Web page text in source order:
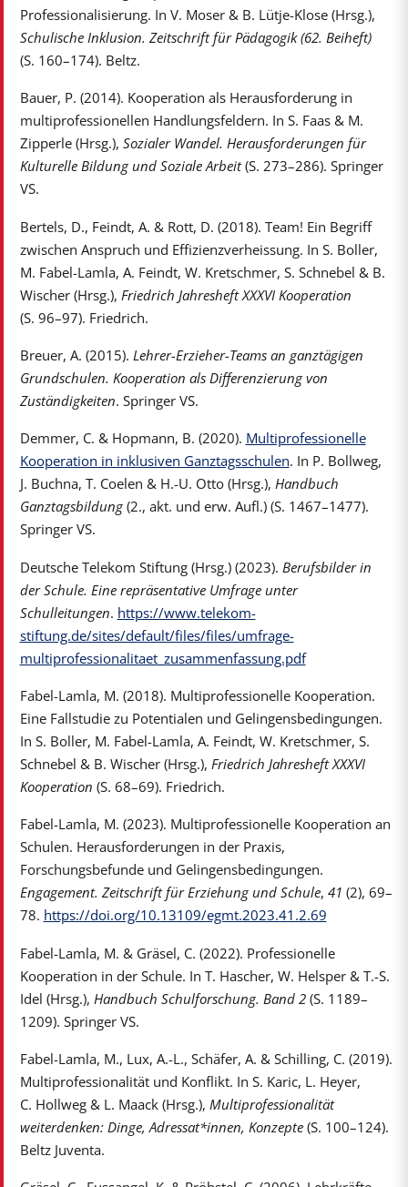
Professionalisierung. In V. Moser & B. Lütje-Klose (Hrsg.),
Schulische Inklusion. Zeitschrift für Pädagogik (62. Beiheft)
(S. 160–174). Beltz.
Bauer, P. (2014). Kooperation als Herausforderung in
multiprofessionellen Handlungsfeldern. In S. Faas & M.
Zipperle (Hrsg.), Sozialer Wandel. Herausforderungen für
Kulturelle Bildung und Soziale Arbeit(S. 273–286). Springer
VS.
Bertels, D., Feindt, A. & Rott, D. (2018). Team! Ein Begriff
zwischen Anspruch und Effizienzverheissung. In S. Boller,
M. Fabel-Lamla, A. Feindt, W. Kretschmer, S. Schnebel & B.
Wischer (Hrsg.), Friedrich Jahresheft XXXVI Kooperation
(S. 96–97). Friedrich.
Breuer, A. (2015). Lehrer-Erzieher-Teams an ganztägigen
Grundschulen. Kooperation als Differenzierung von
Zuständigkeiten. Springer VS.
Demmer, C. & Hopmann, B. (2020). Multiprofessionelle
Kooperation in inklusiven Ganztagsschulen. In P. Bollweg,
J. Buchna, T. Coelen & H.-U. Otto (Hrsg.), Handbuch
Ganztagsbildung(2., akt. und erw. Aufl.) (S. 1467–1477).
Springer VS.
Deutsche Telekom Stiftung (Hrsg.) (2023). Berufsbilder in
der Schule. Eine repräsentative Umfrage unter
Schulleitungen. https://www.telekom-
stiftung.de/sites/default/files/files/umfrage-
multiprofessionalitaet_zusammenfassung.pdf
Fabel-Lamla, M. (2018). Multiprofessionelle Kooperation.
Eine Fallstudie zu Potentialen und Gelingensbedingungen.
In S. Boller, M. Fabel-Lamla, A. Feindt, W. Kretschmer, S.
Schnebel & B. Wischer (Hrsg.), Friedrich Jahresheft XXXVI
Kooperation (S. 68–69). Friedrich.
Fabel-Lamla, M. (2023). Multiprofessionelle Kooperation an
Schulen. Herausforderungen in der Praxis,
Forschungsbefunde und Gelingensbedingungen.
Engagement. Zeitschrift für Erziehung und Schule, 41 (2), 69–
78. https://doi.org/10.13109/egmt.2023.41.2.69
Fabel-Lamla, M. & Gräsel, C. (2022). Professionelle
Kooperation in der Schule. In T. Hascher, W. Helsper & T.-S.
Idel (Hrsg.), Handbuch Schulforschung. Band 2(S. 1189–
1209). Springer VS.
Fabel-Lamla, M., Lux, A.-L., Schäfer, A. & Schilling, C. (2019).
Multiprofessionalität und Konflikt. In S. Karic, L. Heyer,
C. Hollweg & L. Maack (Hrsg.), Multiprofessionalität
weiterdenken: Dinge, Adressat*innen, Konzepte(S. 100–124).
Beltz Juventa.